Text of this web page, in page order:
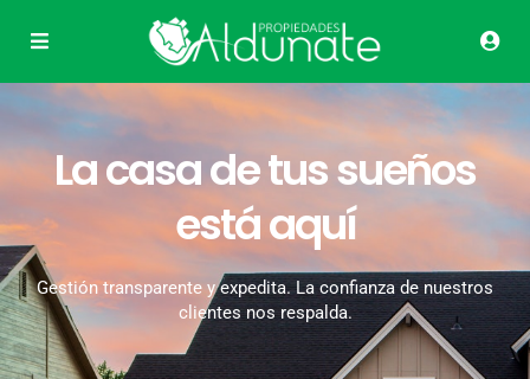
La casa de tus sueños
está aquí
Gestión transparente y expedita. La confianza de nuestros
clientes nos respalda.